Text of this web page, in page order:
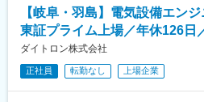
・8年間、家賃の7割を支給する住
規定あり）
・福利厚生サービスへ加入、保養
・引っ越し費用の補助あり（当社
■やりがい：
・ライン作業ではなく自身の工夫
【変更の範囲：無し】
■配属部署：
■当社の製品について：
【岐阜・羽島】電気設備エン
東証プライム上場／年休126日
ダイトロン株式会社
正社員 転勤なし 上場企業